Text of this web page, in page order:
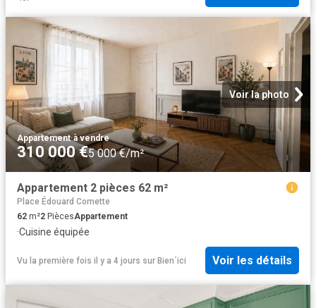
Voir la photo
Appartement·à vendre
310 000 €5 000 €/m²
Appartement 2 pièces 62 m²
Place Édouard Comette
62 m²2 PiècesAppartement
·Cuisine équipée
Vu la première fois il y a 4 jours sur Bien´ici Voir les détails